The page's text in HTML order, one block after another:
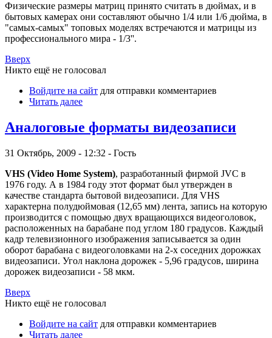
Физические размеры матриц принято считать в дюймах, и в
бытовых камерах они составляют обычно 1/4 или 1/6 дюйма, в
"самых-самых" топовых моделях встречаются и матрицы из
профессионального мира - 1/3''.
Вверх
Никто ещё не голосовал
Войдите на сайт для отправки комментариев
Читать далее
Аналоговые форматы видеозаписи
31 Октябрь, 2009 - 12:32 - Гость
VHS (Video Home System), разработанный фирмой JVC в
1976 году. А в 1984 году этот формат был утвержден в
качестве стандарта бытовой видеозаписи. Для VHS
характерна полудюймовая (12,65 мм) лента, запись на которую
производится с помощью двух вращающихся видеоголовок,
расположенных на барабане под углом 180 градусов. Каждый
кадр телевизионного изображения записывается за один
оборот барабана с видеоголовками на 2-х соседних дорожках
видеозаписи. Угол наклона дорожек - 5,96 градусов, ширина
дорожек видеозаписи - 58 мкм.
Вверх
Никто ещё не голосовал
Войдите на сайт для отправки комментариев
Читать далее